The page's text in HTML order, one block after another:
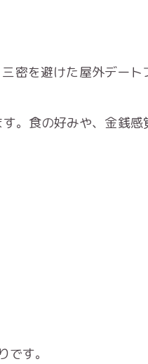
密を避けた屋外デート
。食の好みや、金銭感
す。